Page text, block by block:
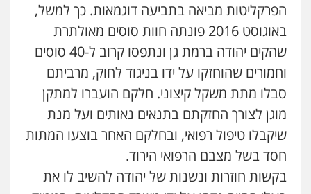
הפרקליטות מביאה בתביעה דוגמאות. כך למשל,
באוגוסט 2016 פונתה חוות סוסים מאולתרת
שהקים יהודה ברמת גן ונתפסו קרוב ל-40 סוסים
וחמורים שהוחזקו על ידו בניגוד לחוק, מרביתם
סבלו מתת משקל קיצוני. חלקם הועברו למתקן
מוגן לצורך החזקתם בתנאים נאותים ועל מנת
שיקבלו טיפול רפואי, ובחלקם האחר בוצעו המתות
חסד בשל מצבם הרפואי הירוד.
בקשות חוזרות ונשנות של יהודה להשיב לו את